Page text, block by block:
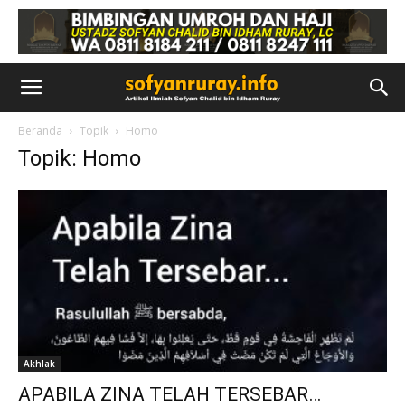
Beranda Topik Homo
Topik: Homo
Akhlak
APABILA ZINA TELAH TERSEBAR…